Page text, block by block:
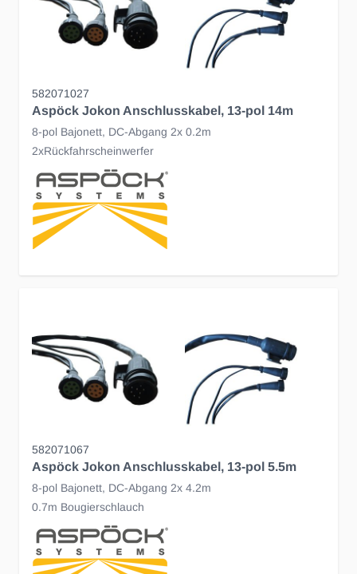
582071027
Aspöck Jokon Anschlusskabel, 13-pol 14m
8-pol Bajonett, DC-Abgang 2x 0.2m
2xRückfahrscheinwerfer
582071067
Aspöck Jokon Anschlusskabel, 13-pol 5.5m
8-pol Bajonett, DC-Abgang 2x 4.2m
0.7m Bougierschlauch